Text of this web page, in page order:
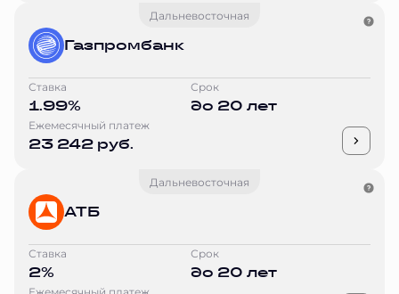
Дальневосточная
Газпромбанк
Ставка
1.99%
Срок
до 20 лет
Ежемесячный платеж
23 242 руб.
Дальневосточная
АТБ
Ставка
2%
Срок
до 20 лет